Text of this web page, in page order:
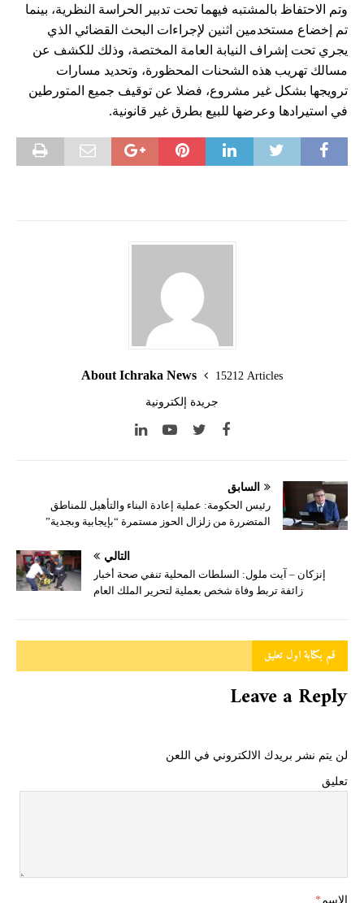
وتم الاحتفاظ بالمشتبه فيهما تحت تدبير الحراسة النظرية، بينما
تم إخضاع مستخدمين اثنين لإجراءات البحث القضائي الذي
يجري تحت إشراف النيابة العامة المختصة، وذلك للكشف عن
مسالك تهريب هذه الشحنات المحظورة، وتحديد مسارات
ترويجها بشكل غير مشروع، فضلا عن توقيف جميع المتورطين
في استيرادها وعرضها للبيع بطرق غير قانونية.
About Ichraka News 15212 Articles
جريدة إلكترونية
السابق
رئيس الحكومة: عملية إعادة البناء والتأهيل للمناطق
المتضررة من زلزال الحوز مستمرة “بإيجابية وبجدية”
التالي
إنزكان – آيت ملول: السلطات المحلية تنفي صحة أخبار
زائفة تربط وفاة شخص بعملية لتحرير الملك العام
قم بكتابة اول تعليق
Leave a Reply
لن يتم نشر بريدك الالكتروني في اللعن
تعليق
الاسم*